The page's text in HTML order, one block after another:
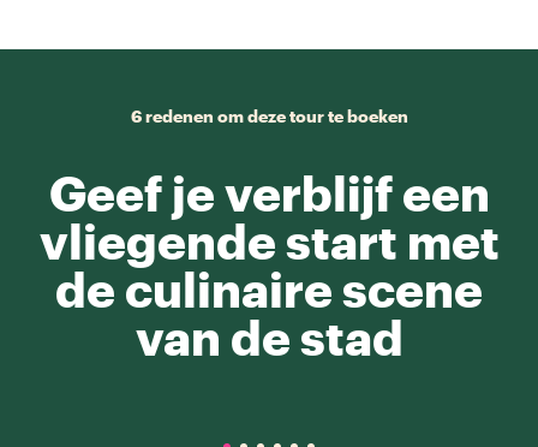
6 redenen om deze tour te boeken
Geef je verblijf een
vliegende start met
de culinaire scene
van de stad